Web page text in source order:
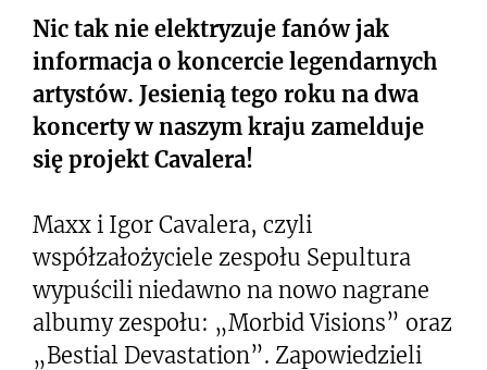
Nic tak nie elektryzuje fanów jak
informacja o koncercie legendarnych
artystów. Jesienią tego roku na dwa
koncerty w naszym kraju zamelduje
się projekt Cavalera!
Maxx i Igor Cavalera, czyli
współzałożyciele zespołu Sepultura
wypuścili niedawno na nowo nagrane
albumy zespołu: „Morbid Visions” oraz
„Bestial Devastation”. Zapowiedzieli